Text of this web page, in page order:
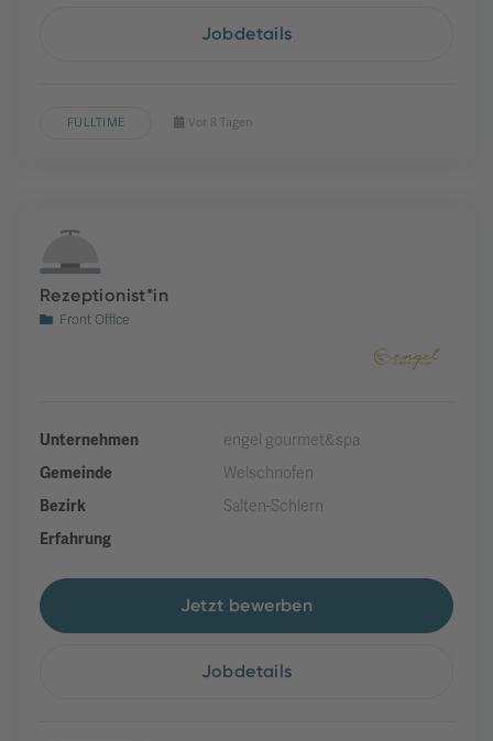
Jobdetails
FULLTIME Vor 8 Tagen
Rezeptionist*in
Front Office
Unternehmen
engel gourmet&spa
Gemeinde
Welschnofen
Bezirk
Salten-Schlern
Erfahrung
Jetzt bewerben
Jobdetails